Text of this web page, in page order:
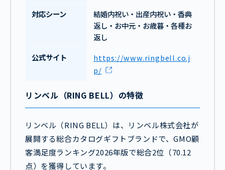
対応シーン
結婚内祝い・出産内祝い・香典
返し・お中元・お歳暮・各種お
返し
公式サイト
https://www.ringbell.co.j
p/
リンベル（RING BELL）の特徴
リンベル（RING BELL）は、リンベル株式会社が
展開する総合カタログギフトブランドで、GMO顧
客満足度ランキング2026年版で総合2位（70.12
点）を獲得しています。